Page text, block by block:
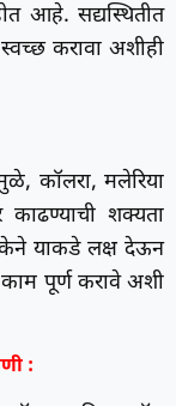
आहे. सद्यस्थितीत
करावा अशीही
कॉलरा, मलेरिया
शक्यता
याकडे लक्ष देऊन
काम पूर्ण करावे अशी
: